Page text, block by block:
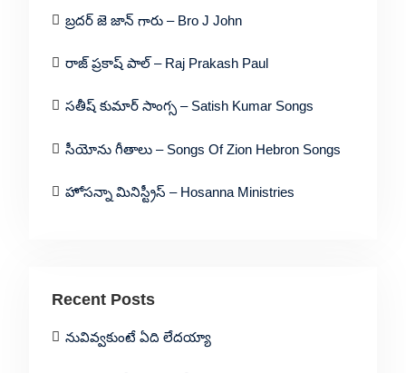
బ్రదర్ జె జాన్ గారు – Bro J John
రాజ్ ప్రకాష్ పాల్ – Raj Prakash Paul
సతీష్ కుమార్ సాంగ్స – Satish Kumar Songs
సీయోను గీతాలు – Songs Of Zion Hebron Songs
హోసన్నా మినిస్ట్రీస్ – Hosanna Ministries
Recent Posts
నువివ్వకుంటే ఏది లేదయ్యా